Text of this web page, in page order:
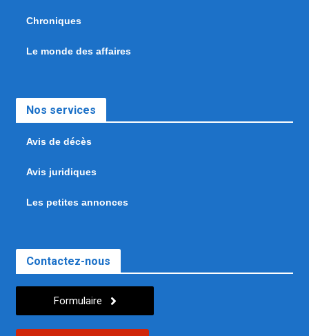
Chroniques
Le monde des affaires
Nos services
Avis de décès
Avis juridiques
Les petites annonces
Contactez-nous
Formulaire